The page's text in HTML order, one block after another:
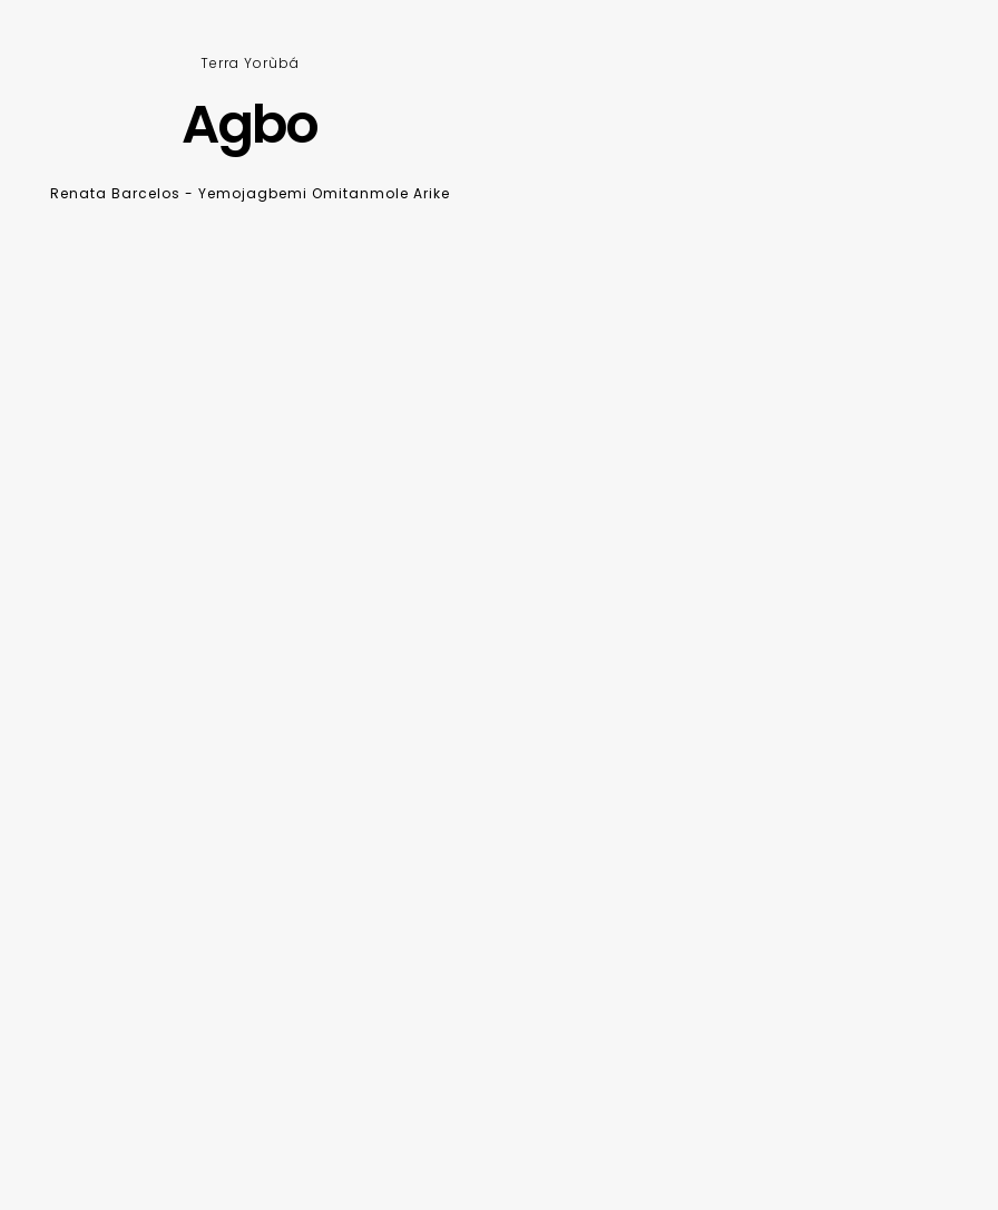
Terra Yorùbá
Agbo
Renata Barcelos - Yemojagbemi Omitanmole Arike